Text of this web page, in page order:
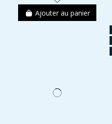
Ajouter au panier